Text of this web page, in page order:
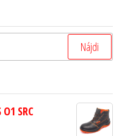
SRC